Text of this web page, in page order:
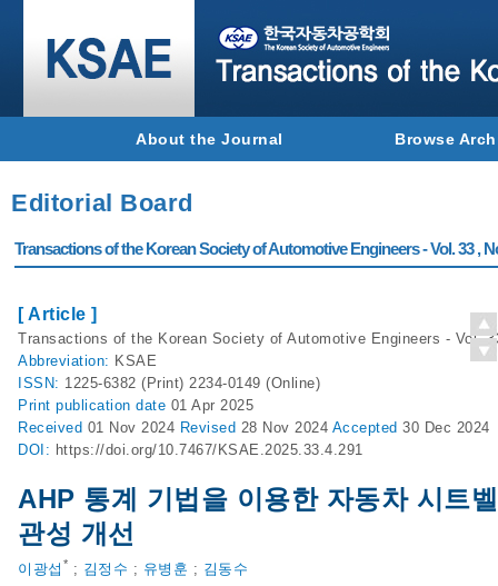
About the Journal Browse
Editorial Board
Transactions of the Korean Society of Automotive Engineers - Vol. 33 ,
[ Article ]
Transactions of the Korean Society of Automotive Engineers - Vol.
Abbreviation: KSAE
ISSN: 1225-6382 (Print) 2234-0149 (Online)
Print publication date 01 Apr 2025
Received 01 Nov 2024 Revised 28 Nov 2024 Accepted 30 Dec 2024
DOI: https://doi.org/10.7467/KSAE.2025.33.4.291
AHP 통계 기법을 이용한 자동차 시트
관성 개선
이광섭 * ; 김정수 ; 유병훈 ; 김동수